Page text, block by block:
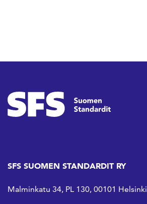
SFS SUOMEN STANDARDIT RY
Malminkatu 34, PL 130, 00101 Helsinki